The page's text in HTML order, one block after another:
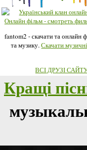
fantom2 - скачати та онлайн
та музику.Скачати
ВСІ ДРУЗІ
Кращі